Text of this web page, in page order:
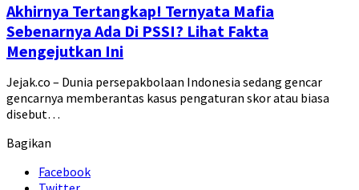
Akhirnya Tertangkap! Ternyata Mafia
Sebenarnya Ada Di PSSI? Lihat Fakta
Mengejutkan Ini
Jejak.co – Dunia persepakbolaan Indonesia sedang gencar
gencarnya memberantas kasus pengaturan skor atau biasa
disebut…
Bagikan
Facebook